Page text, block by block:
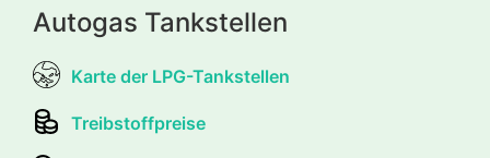
Autogas Tankstellen
Karte der LPG-Tankstellen
Treibstoffpreise